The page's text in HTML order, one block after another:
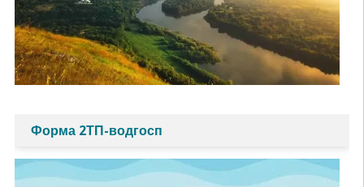
Форма 2ТП-водгосп